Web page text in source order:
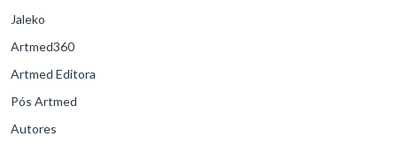
Jaleko
Artmed360
Artmed Editora
Pós Artmed
Autores